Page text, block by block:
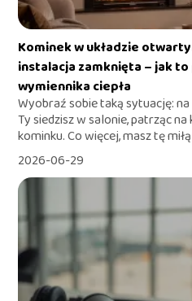
Kominek w układzie
instalacja zamknięta – jak to
wymiennika ciepła
Wyobraź sobie taką sytuację:
Ty siedzisz w salonie, patrząc
kominku. Co więcej, masz tę
2026-06-29